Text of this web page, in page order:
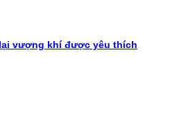
vượng khí được yêu thích